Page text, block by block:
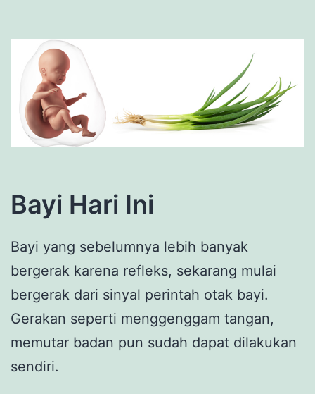
Bayi Hari Ini
Bayi yang sebelumnya lebih banyak
bergerak karena refleks, sekarang mulai
bergerak dari sinyal perintah otak bayi.
Gerakan seperti menggenggam tangan,
memutar badan pun sudah dapat dilakukan
sendiri.